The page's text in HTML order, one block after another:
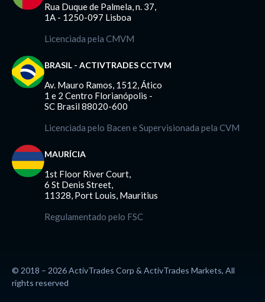
Rua Duque de Palmela, n. 37,
1A - 1250-097 Lisboa
Licenciada pela CMVM
BRASIL - ACTIVTRADES CCTVM
Av. Mauro Ramos, 1512, Ático
1 e 2 Centro Florianópolis -
SC Brasil 88020-600
Licenciada pelo Bacen e Supervisionada pela CVM
MAURÍCIA
1st Floor River Court,
6 St Denis Street,
11328, Port Louis, Mauritius
Regulamentado pelo FSC
© 2018 – 2026 ActivTrades Corp & ActivTrades Markets, All
rights reserved